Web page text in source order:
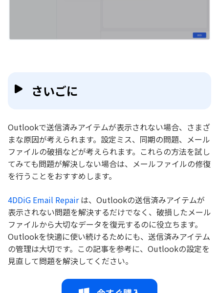
さいごに
Outlookで送信済みアイテムが表示されない場合、さまざ
まな原因が考えられます。設定ミス、同期の問題、メール
ファイルの破損などが考えられます。これらの方法を試し
てみても問題が解決しない場合は、メールファイルの修復
を行うことをおすすめします。
4DDiG Email Repairは、Outlookの送信済みアイテムが
表示されない問題を解決するだけでなく、破損したメール
ファイルから大切なデータを復元するのに役立ちます。
Outlookを快適に使い続けるためにも、送信済みアイテム
の管理は大切です。この記事を参考に、Outlookの設定を
見直して問題を解決してください。